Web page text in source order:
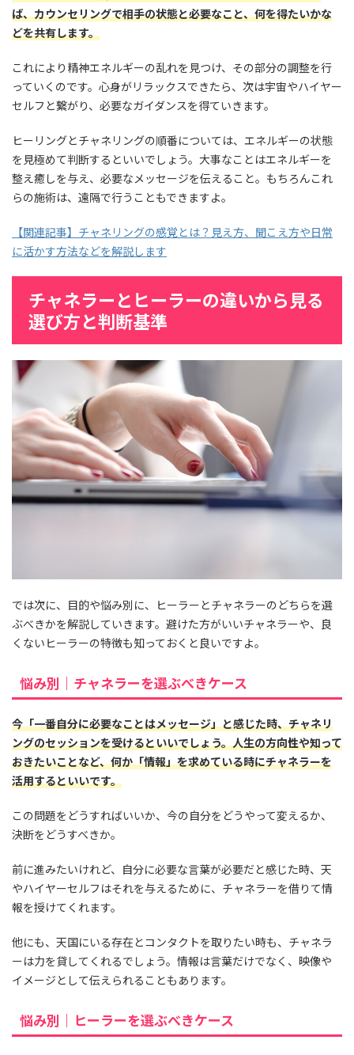
ば、カウンセリングで相手の状態と必要なこと、何を得たいかな
どを共有します。
これにより精神エネルギーの乱れを見つけ、その部分の調整を行
っていくのです。心身がリラックスできたら、次は宇宙やハイヤー
セルフと繋がり、必要なガイダンスを得ていきます。
ヒーリングとチャネリングの順番については、エネルギーの状態
を見極めて判断するといいでしょう。大事なことはエネルギーを
整え癒しを与え、必要なメッセージを伝えること。もちろんこれ
らの施術は、遠隔で行うこともできますよ。
【関連記事】チャネリングの感覚とは？見え方、聞こえ方や日常
に活かす方法などを解説します
チャネラーとヒーラーの違いから見る
選び方と判断基準
では次に、目的や悩み別に、ヒーラーとチャネラーのどちらを選
ぶべきかを解説していきます。避けた方がいいチャネラーや、良
くないヒーラーの特徴も知っておくと良いですよ。
悩み別｜チャネラーを選ぶべきケース
今「一番自分に必要なことはメッセージ」と感じた時、チャネリ
ングのセッションを受けるといいでしょう。人生の方向性や知って
おきたいことなど、何か「情報」を求めている時にチャネラーを
活用するといいです。
この問題をどうすればいいか、今の自分をどうやって変えるか、
決断をどうすべきか。
前に進みたいけれど、自分に必要な言葉が必要だと感じた時、天
やハイヤーセルフはそれを与えるために、チャネラーを借りて情
報を授けてくれます。
他にも、天国にいる存在とコンタクトを取りたい時も、チャネラ
ーは力を貸してくれるでしょう。情報は言葉だけでなく、映像や
イメージとして伝えられることもあります。
悩み別｜ヒーラーを選ぶべきケース